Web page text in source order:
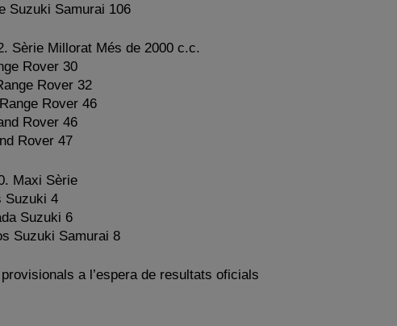
Suzuki Samurai 106
Sèrie Millorat Més de 2000 c.c.
Rover 30
Rover 32
Rover 46
Rover 46
Rover 47
Maxi Sèrie
Suzuki 4
Suzuki 6
Suzuki Samurai 8
a l’espera de resultats oficials